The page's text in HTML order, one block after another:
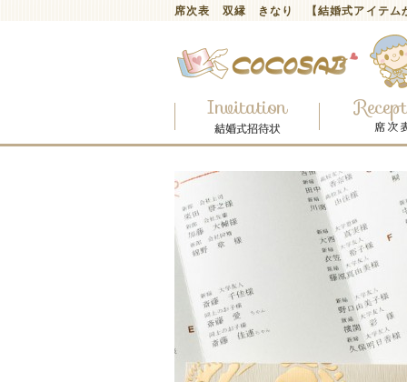
席次表 双縁 きなり 【結婚式アイテム